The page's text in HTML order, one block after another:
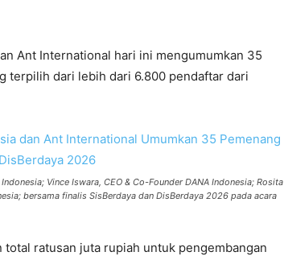
Ant International hari ini mengumumkan 35
terpilih dari lebih dari 6.800 pendaftar dari
Vince Iswara, CEO & Co-Founder DANA Indonesia; Rosita
bersama finalis SisBerdaya dan DisBerdaya 2026 pada acara
ratusan juta rupiah untuk pengembangan